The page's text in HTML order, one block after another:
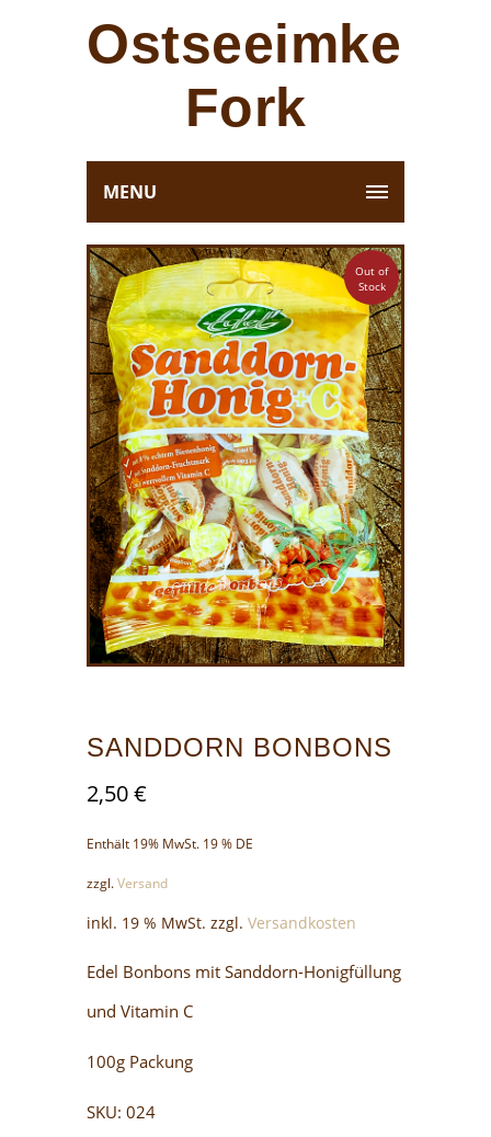
Ostseeimkerei
Fork
MENU
Out of
Stock
SANDDORN BONBONS
2,50€
Enthält 19% MwSt. 19 % DE
zzgl.Versand
inkl. 19 % MwSt. zzgl. Versandkosten
Edel Bonbons mit Sanddorn-Honigfüllung
und Vitamin C
100g Packung
SKU: 024